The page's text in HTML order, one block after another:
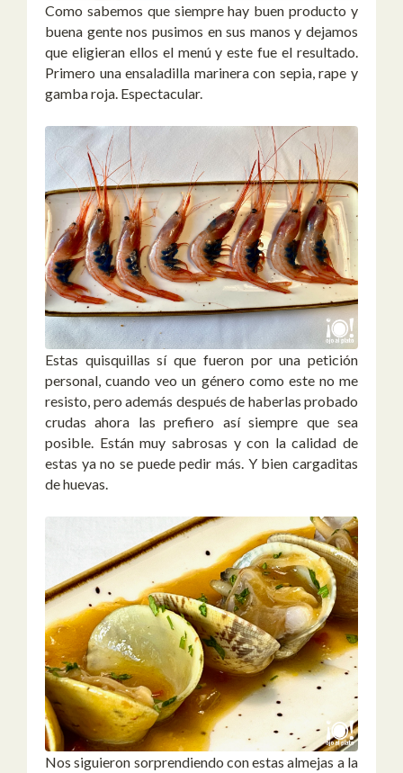
Como sabemos que siempre hay buen producto y
buena gente nos pusimos en sus manos y dejamos
que eligieran ellos el menú y este fue el resultado.
Primero una ensaladilla marinera con sepia, rape y
gamba roja. Espectacular.
Estas quisquillas sí que fueron por una petición
personal, cuando veo un género como este no me
resisto, pero además después de haberlas probado
crudas ahora las prefiero así siempre que sea
posible. Están muy sabrosas y con la calidad de
estas ya no se puede pedir más. Y bien cargaditas
de huevas.
Nos siguieron sorprendiendo con estas almejas a la